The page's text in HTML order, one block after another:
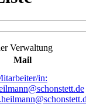
Verwaltung
Mail